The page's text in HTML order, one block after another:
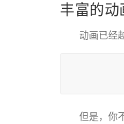
丰富的动
动画已经
但是，你